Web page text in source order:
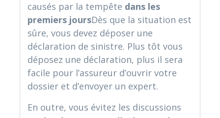
causés par la tempête dans les
premiers joursDès que la situation est
sûre, vous devez déposer une
déclaration de sinistre. Plus tôt vous
déposez une déclaration, plus il sera
facile pour l’assureur d’ouvrir votre
dossier et d’envoyer un expert.
En outre, vous évitez les discussions